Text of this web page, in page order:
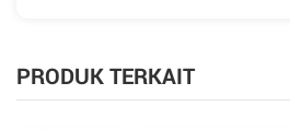
PRODUK TERKAIT